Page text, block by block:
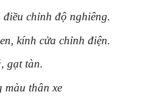
chỉnh độ nghiêng.
kính cửa chỉnh điện.
gạt tàn.
màu thân xe